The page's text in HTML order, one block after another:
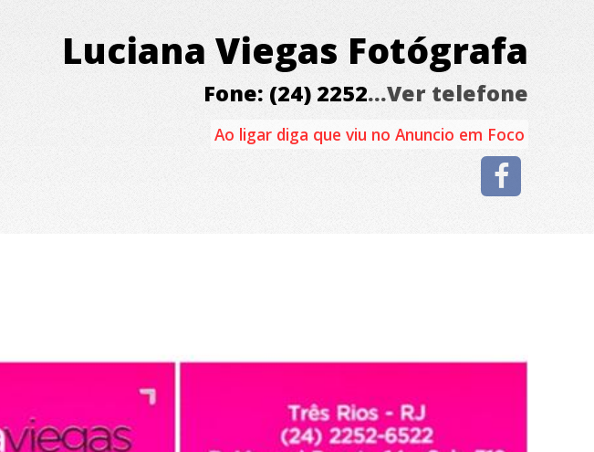
Luciana Viegas Fotógrafa
Fone: (24) 2252...Ver telefone
Ao ligar diga que viu no Anuncio em Foco